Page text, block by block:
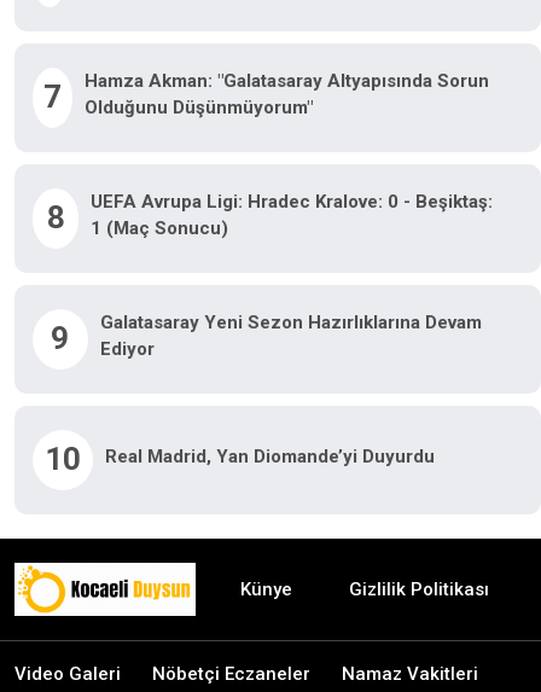
7
Hamza Akman: "Galatasaray Altyapısında Sorun
Olduğunu Düşünmüyorum"
8
UEFA Avrupa Ligi: Hradec Kralove: 0 - Beşiktaş:
1 (Maç Sonucu)
9
Galatasaray Yeni Sezon Hazırlıklarına Devam
Ediyor
10 Real Madrid, Yan Diomande’yi Duyurdu
Künye Gizlilik Politikası
Video Galeri Nöbetçi Eczaneler Namaz Vakitleri